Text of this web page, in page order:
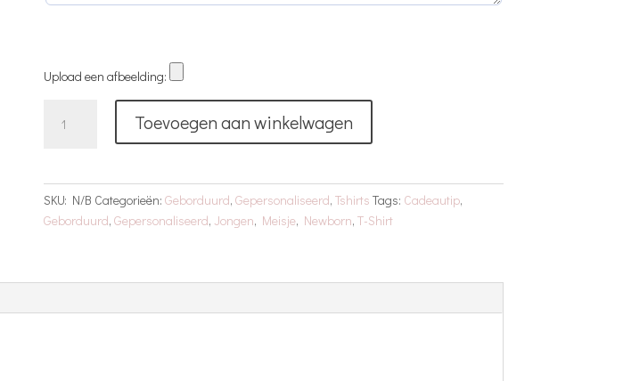
Upload een afbeelding:
Toevoegen aan winkelwagen
SKU: N/B Categorieën: Geborduurd, Gepersonaliseerd, Tshirts Tags: Cadeautip,
Geborduurd, Gepersonaliseerd, Jongen, Meisje, Newborn, T-Shirt